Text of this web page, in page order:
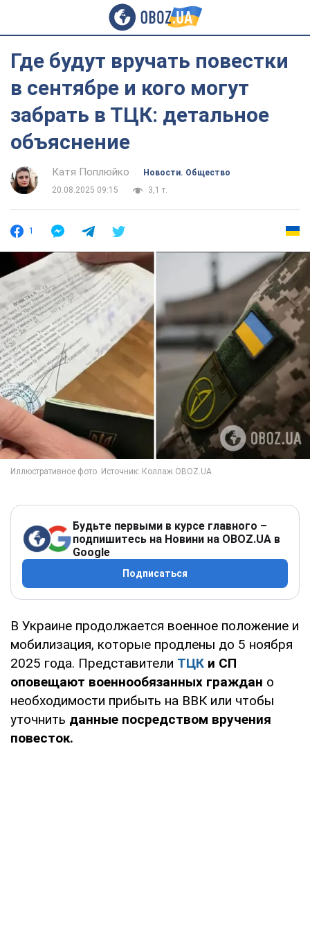
Где будут вручать повестки
в сентябре и кого могут
забрать в ТЦК: детальное
объяснение
Катя Поплюйко
Новости. Общество
20.08.2025 09:15
3,1 т.
1
Будьте первыми в курсе главного –
подпишитесь на Новини на OBOZ.UA в
Google
Подписаться
В Украине продолжается военное положение и
мобилизация, которые продлены до 5 ноября
2025 года. Представители ТЦК и СП
оповещают военнообязанных граждан о
необходимости прибыть на ВВК или чтобы
уточнить данные посредством вручения
повесток.